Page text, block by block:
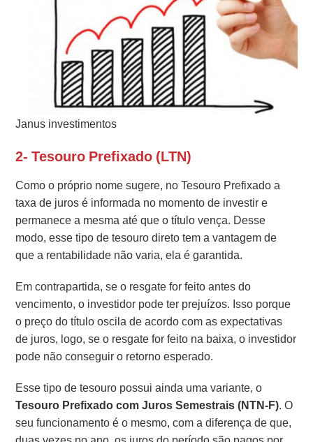
Janus investimentos
2- Tesouro Prefixado (LTN)
Como o próprio nome sugere, no Tesouro Prefixado a
taxa de juros é informada no momento de investir e
permanece a mesma até que o título vença. Desse
modo, esse tipo de tesouro direto tem a vantagem de
que a rentabilidade não varia, ela é garantida.
Em contrapartida, se o resgate for feito antes do
vencimento, o investidor pode ter prejuízos. Isso porque
o preço do título oscila de acordo com as expectativas
de juros, logo, se o resgate for feito na baixa, o investidor
pode não conseguir o retorno esperado.
Esse tipo de tesouro possui ainda uma variante, o
Tesouro Prefixado com Juros Semestrais (NTN-F). O
seu funcionamento é o mesmo, com a diferença de que,